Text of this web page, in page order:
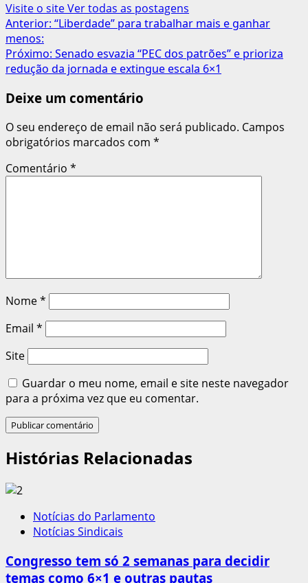
Visite o siteVer todas as postagens
Navegação
de
artigos
Anterior: “Liberdade” para trabalhar mais e ganhar
menos:
Próximo: Senado esvazia “PEC dos patrões” e prioriza
redução da jornada e extingue escala 6×1
Deixe um comentário
O seu endereço de email não será publicado. Campos
obrigatórios marcados com *
Comentário *
Nome*
Email *
Site
Guardar o meu nome, email e site neste navegador
para a próxima vez que eu comentar.
Histórias Relacionadas
Notícias do Parlamento
Notícias Sindicais
Congresso tem só 2 semanas para decidir
temas como 6×1 e outras pautas